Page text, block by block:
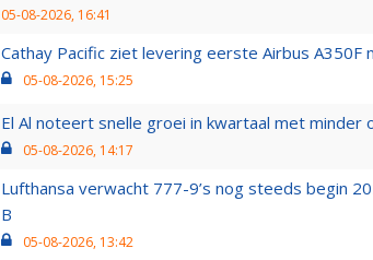
05-08-2026, 16:41
Cathay Pacific ziet levering eerste Airbus A350F
05-08-2026, 15:25
El Al noteert snelle groei in kwartaal met minder
05-08-2026, 14:17
Lufthansa verwacht 777-9’s nog steeds begin
B
05-08-2026, 13:42